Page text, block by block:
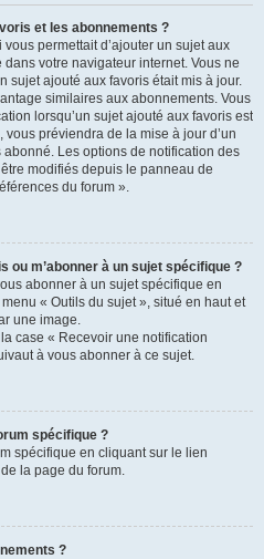
et les abonnements ?
permettait d’ajouter un sujet aux
votre navigateur internet. Vous ne
sujet ajouté aux favoris était mis à jour.
similaires aux abonnements. Vous
lorsqu’un sujet ajouté aux favoris est
vous préviendra de la mise à jour d’un
Les options de notification des
modifiés depuis le panneau de
du forum ».
ou m’abonner à un sujet spécifique ?
abonner à un sujet spécifique en
« Outils du sujet », situé en haut et
une image.
case « Recevoir une notification
à vous abonner à ce sujet.
spécifique ?
spécifique en cliquant sur le lien
la page du forum.
?